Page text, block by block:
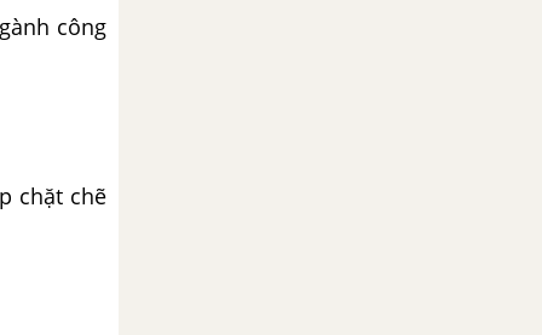
công
chặt chẽ